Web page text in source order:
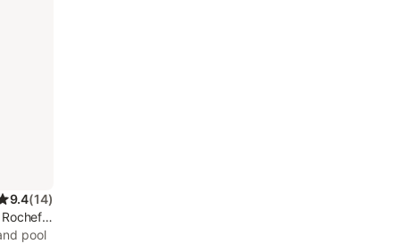
9.4(14)
pool